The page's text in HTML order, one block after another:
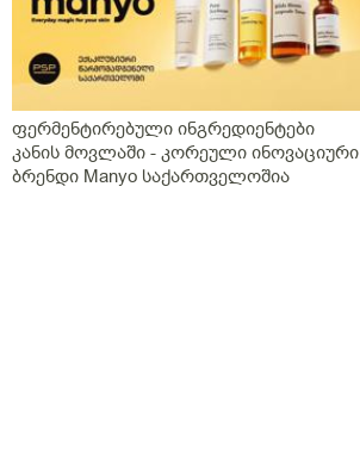
ფერმენტირებული ინგრედიენტები
კანის მოვლაში - კორეული ინოვაციური
ბრენდი Manyo საქართველოშია